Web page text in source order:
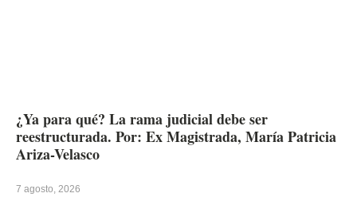
¿Ya para qué? La rama judicial debe ser
reestructurada. Por: Ex Magistrada, María Patricia
Ariza-Velasco
7 agosto, 2026